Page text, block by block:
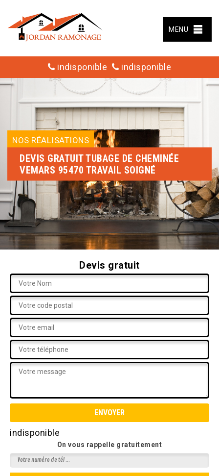
MENU
indisponible indisponible
NOS RÉALISATIONS
DEVIS GRATUIT TUBAGE DE CHEMINÉE
VEMARS 95470 TRAVAIL SOIGNÉ
Devis gratuit
indisponible
On vous rappelle gratuitement